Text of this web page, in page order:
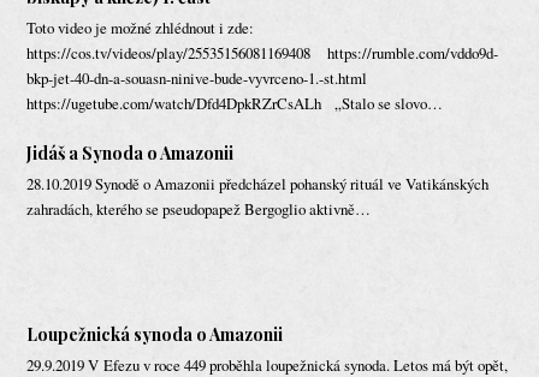
Toto video je možné zhlédnout i zde:
https://cos.tv/videos/play/25535156081169408 https://rumble.com/vddo9d-
bkp-jet-40-dn-a-souasn-ninive-bude-vyvrceno-1.-st.html
https://ugetube.com/watch/Dfd4DpkRZrCsALh „Stalo se slovo…
Jidáš a Synoda o Amazonii
28.10.2019 Synodě o Amazonii předcházel pohanský rituál ve Vatikánských
zahradách, kterého se pseudopapež Bergoglio aktivně…
Loupežnická synoda o Amazonii
29.9.2019 V Efezu v roce 449 proběhla loupežnická synoda. Letos má být opět,